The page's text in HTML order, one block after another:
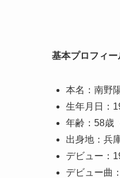
基本プロフィー
本名：南野
生年月日：
年齢：58歳
出身地：兵
デビュー：
デビュー曲